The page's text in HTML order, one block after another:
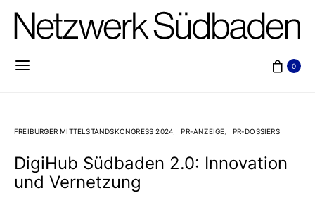
0
FREIBURGER MITTELSTANDSKONGRESS 2024 PR-ANZEIGE PR-DOSSIERS
DigiHub Südbaden 2.0: Innovation
und Vernetzung